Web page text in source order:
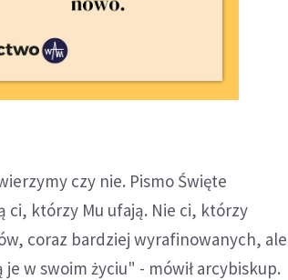
czy nie. Pismo Święte
ci, którzy Mu ufają. Nie ci, którzy
coraz bardziej wyrafinowanych, ale
je w swoim życiu" - mówił arcybiskup.